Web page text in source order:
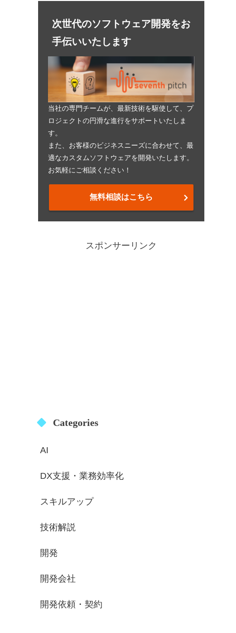
次世代のソフトウェア開発をお
手伝いいたします
当社の専門チームが、最新技術を駆使して、プ
ロジェクトの円滑な進行をサポートいたしま
す。
また、お客様のビジネスニーズに合わせて、最
適なカスタムソフトウェアを開発いたします。
お気軽にご相談ください！
無料相談はこちら
スポンサーリンク
Categories
AI
DX支援・業務効率化
スキルアップ
技術解説
開発
開発会社
開発依頼・契約